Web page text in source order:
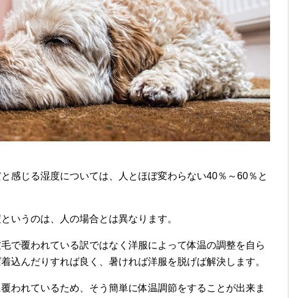
感じる湿度については、人とほぼ変わらない40％～60％と
いうのは、人の場合とは異なります。
で覆われている訳ではなく洋服によって体温の調整を自ら
込んだりすれば良く、暑ければ洋服を脱げば解決します。
われているため、そう簡単に体温調節をすることが出来ま